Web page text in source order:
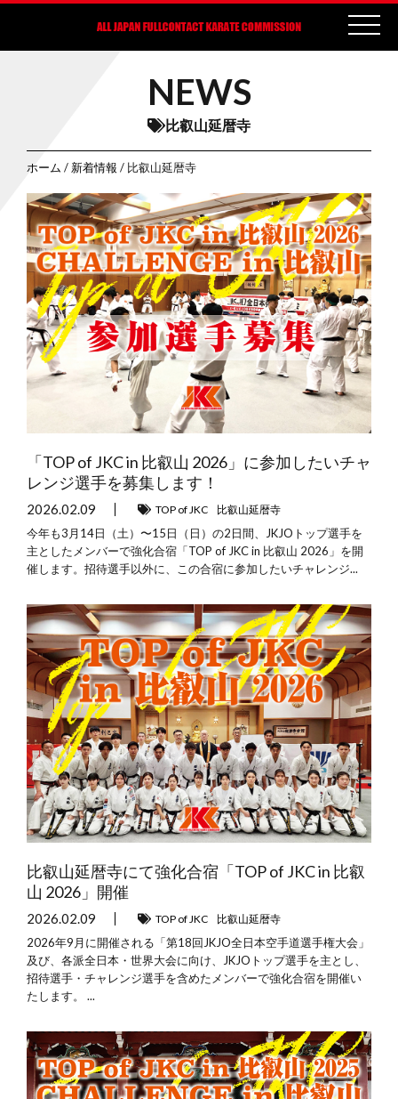
NEWS
比叡山延暦寺
ホーム / 新着情報 / 比叡山延暦寺
「TOP of JKC in 比叡山 2026」に参加したいチャ
レンジ選手を募集します！
2026.02.09 TOP of JKC 比叡山延暦寺
今年も3月14日（土）〜15日（日）の2日間、JKJOトップ選手を
主としたメンバーで強化合宿「TOP of JKC in 比叡山 2026」を開
催します。招待選手以外に、この合宿に参加したいチャレンジ...
比叡山延暦寺にて強化合宿「TOP of JKC in 比叡
山 2026」開催
2026.02.09 TOP of JKC 比叡山延暦寺
2026年9月に開催される「第18回JKJO全日本空手道選手権大会」
及び、各派全日本・世界大会に向け、JKJOトップ選手を主とし、
招待選手・チャレンジ選手を含めたメンバーで強化合宿を開催い
たします。 ...